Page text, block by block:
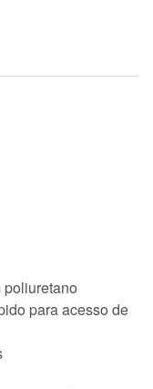
para acesso de